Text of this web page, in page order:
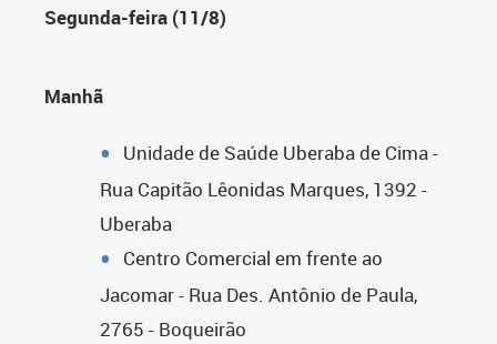
Segunda-feira (11/8)
Manhã
Unidade de Saúde Uberaba de Cima -
Rua Capitão Lêonidas Marques, 1392 -
Uberaba
Centro Comercial em frente ao
Jacomar - Rua Des. Antônio de Paula,
2765 - Boqueirão